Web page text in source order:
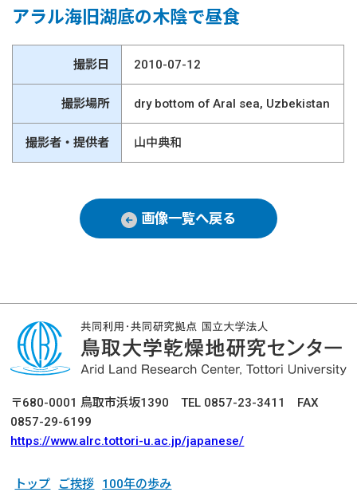
アラル海旧湖底の木陰で昼食
撮影日 2010-07-12
撮影場所 dry bottom of Aral sea, Uzbekistan
撮影者・提供者 山中典和
画像一覧へ戻る
〒680-0001 鳥取市浜坂1390 TEL 0857-23-3411 FAX
0857-29-6199
https://www.alrc.tottori-u.ac.jp/japanese/
トップ ご挨拶 100年の歩み